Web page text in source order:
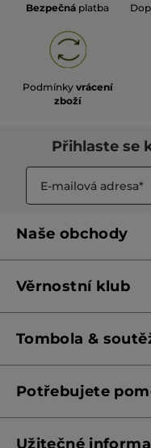
Bezpečná platba
Podmínky vrácení
zboží
Přihlaste
Naše obchody
Franšízing
Věrnostní klub
Pravidla věrnostního
Tombola &
Podmínky aktuálních
Potřebujete
Užitečné